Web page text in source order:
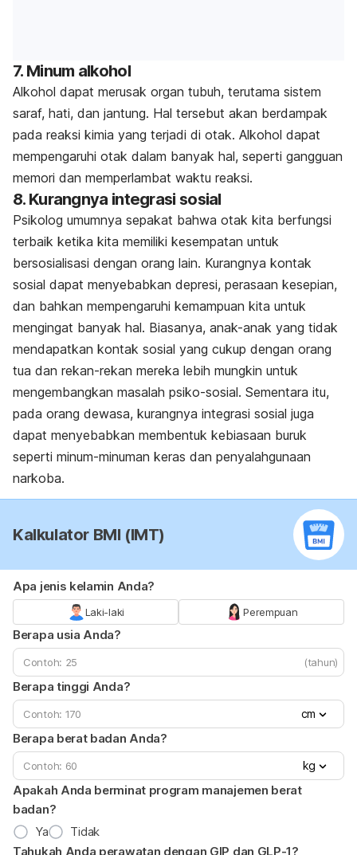
7. Minum alkohol
Alkohol dapat merusak organ tubuh, terutama sistem
saraf, hati, dan jantung. Hal tersebut akan berdampak
pada reaksi kimia yang terjadi di otak. Alkohol dapat
mempengaruhi otak dalam banyak hal, seperti gangguan
memori dan memperlambat waktu reaksi.
8. Kurangnya integrasi sosial
Psikolog umumnya sepakat bahwa otak kita berfungsi
terbaik ketika kita memiliki kesempatan untuk
bersosialisasi dengan orang lain. Kurangnya kontak
sosial dapat menyebabkan depresi, perasaan kesepian,
dan bahkan mempengaruhi kemampuan kita untuk
mengingat banyak hal. Biasanya, anak-anak yang tidak
mendapatkan kontak sosial yang cukup dengan orang
tua dan rekan-rekan mereka lebih mungkin untuk
mengembangkan masalah psiko-sosial. Sementara itu,
pada orang dewasa, kurangnya integrasi sosial juga
dapat menyebabkan membentuk kebiasaan buruk
seperti minum-minuman keras dan penyalahgunaan
narkoba.
Kalkulator BMI (IMT)
Apa jenis kelamin Anda?
Laki-laki Perempuan
Berapa usia Anda?
(tahun)
Berapa tinggi Anda?
cm
Berapa berat badan Anda?
kg
Apakah Anda berminat program manajemen berat
badan?
Ya
Tidak
Tahukah Anda perawatan dengan GIP dan GLP-1?